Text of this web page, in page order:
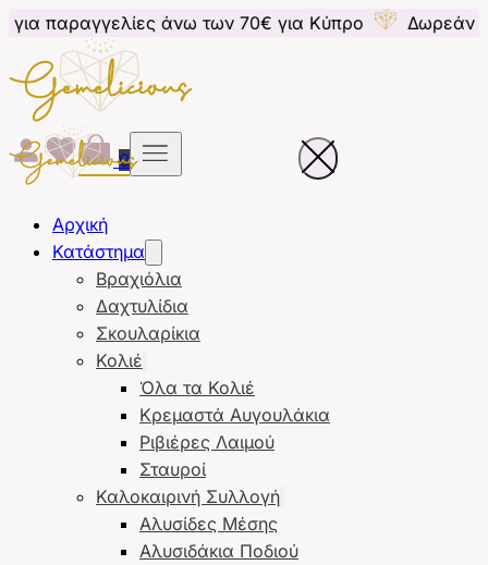
άνω των 70€ για Κύπρο Δωρεάν
0
Αρχική
Κατάστημα
Βραχιόλια
Δαχτυλίδια
Σκουλαρίκια
Κολιέ
Όλα τα Κολιέ
Κρεμαστά Αυγουλάκια
Ριβιέρες Λαιμού
Σταυροί
Καλοκαιρινή Συλλογή
Αλυσίδες Μέσης
Αλυσιδάκια Ποδιού